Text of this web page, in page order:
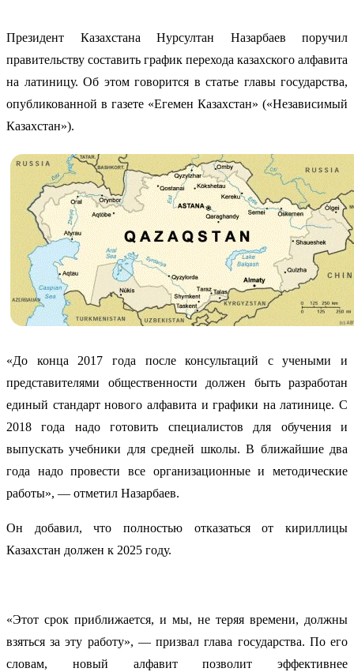
Президент Казахстана Нурсултан Назарбаев поручил
правительству составить график перехода казахского алфавита
на латиницу. Об этом говорится в статье главы государства,
опубликованной в газете «Егемен Казахстан» («Независимый
Казахстан»).
«До конца 2017 года после консультаций с учеными и
представителями общественности должен быть разработан
единый стандарт нового алфавита и графики на латинице. С
2018 года надо готовить специалистов для обучения и
выпускать учебники для средней школы. В ближайшие два
года надо провести все организационные и методические
работы», — отметил Назарбаев.
Он добавил, что полностью отказаться от кириллицы
Казахстан должен к 2025 году.
«Этот срок приближается, и мы, не теряя времени, должны
взяться за эту работу», — призвал глава государства. По его
словам, новый алфавит позволит эффективнее